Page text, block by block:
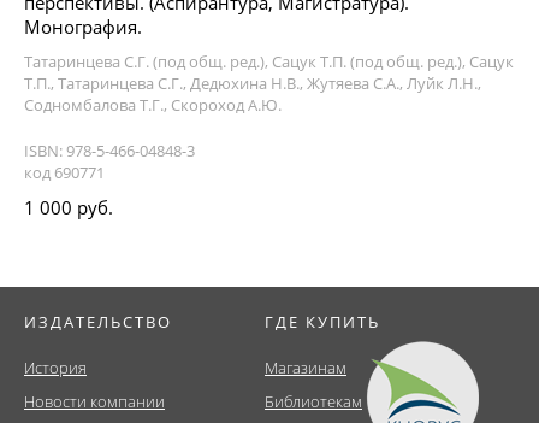
Монография.
Татаринцева С.Г. (под общ. ред.), Сацук Т.П. (под общ. ред.), Сацук
Т.П., Татаринцева С.Г., Дедюхина Н.В., Жутяева С.А., Луйк Л.Н.,
Содномбалова Т.Г., Скороход А.Ю.
ISBN: 978-5-466-04848-3
код 690771
1 000 руб.
ИЗДАТЕЛЬСТВО
История
Новости компании
ГДЕ КУПИТЬ
Магазинам
Библиотекам